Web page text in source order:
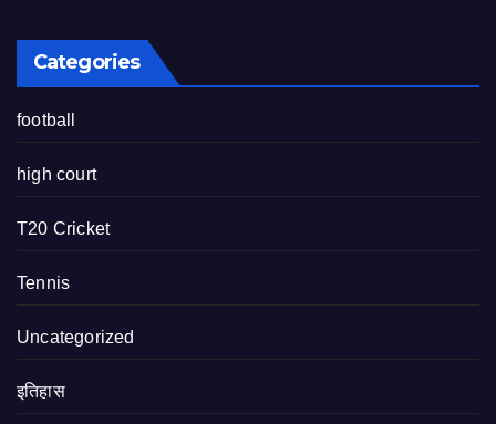
Categories
football
high court
T20 Cricket
Tennis
Uncategorized
इतिहास